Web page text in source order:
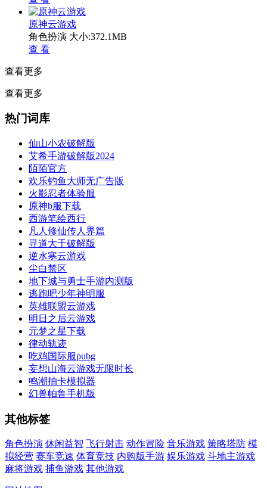
原神云游戏
角色扮演 大小:372.1MB
查 看
查看更多
查看更多
热门词库
仙山小农破解版
艾希手游破解版2024
陌陌官方
欢乐钓鱼大师无广告版
火影忍者体验服
原神b服下载
西游笔绘西行
凡人修仙传人界篇
寻道大千破解版
逆水寒云游戏
尘白禁区
地下城与勇士手游内测版
逃跑吧少年神明服
英雄联盟云游戏
明日之后云游戏
元梦之星下载
律动轨迹
吃鸡国际服pubg
妄想山海云游戏无限时长
鸣潮抽卡模拟器
幻兽帕鲁手机版
其他标签
角色扮演 休闲益智 飞行射击 动作冒险 音乐游戏 策略塔防 模
拟经营 赛车竞速 体育竞技 内购版手游 娱乐游戏 斗地主游戏
麻将游戏 捕鱼游戏 其他游戏